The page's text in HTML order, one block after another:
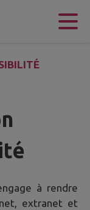
à rendre
extranet et